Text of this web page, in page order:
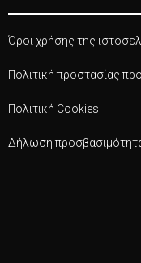
Όροι χρήσης της
Πολιτική προστασίας
Πολιτική Cookies
Δήλωση